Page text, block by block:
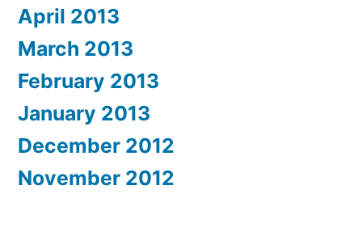
April 2013
March 2013
February 2013
January 2013
December 2012
November 2012